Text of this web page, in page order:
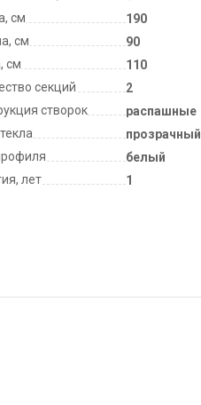
см
190
см
90
см
110
секций
2
створок
распашные
прозрачный
белый
лет
1